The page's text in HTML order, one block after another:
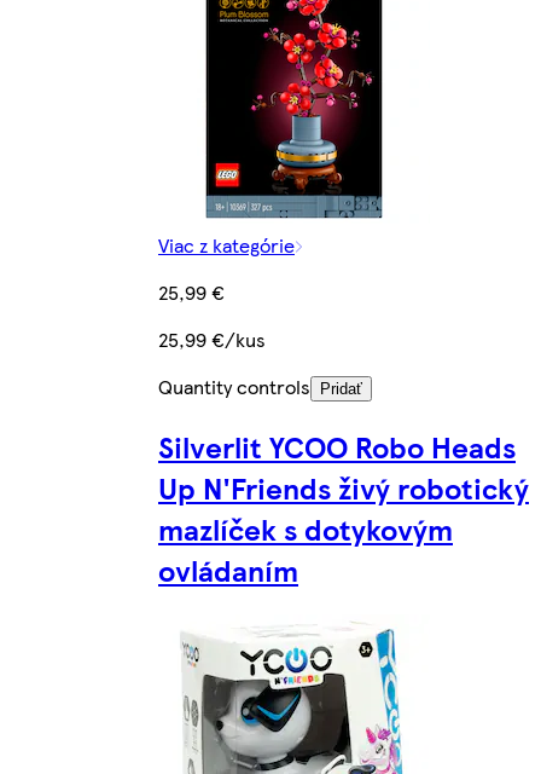
Viac z kategórie
25,99 €
25,99 €/kus
Quantity controls
Pridať
Silverlit YCOO Robo Heads
Up N'Friends živý robotický
mazlíček s dotykovým
ovládaním